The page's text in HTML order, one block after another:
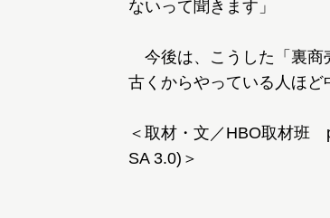
ないって聞きます」
今後は、こうした「裏商
古くからやっている人ほど
＜取材・文／HBO取材班
SA 3.0)＞